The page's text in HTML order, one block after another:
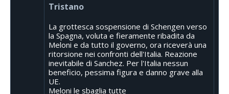
Tristano
La grottesca sospensione di Schengen verso
la Spagna, voluta e fieramente ribadita da
Meloni e da tutto il governo, ora riceverà una
ritorsione nei confronti dell'Italia. Reazione
inevitabile di Sanchez. Per l'Italia nessun
beneficio, pessima figura e danno grave alla
UE.
Meloni le sbaglia tutte